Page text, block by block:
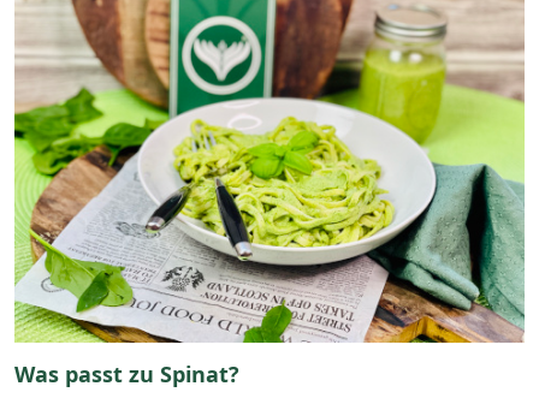
Was passt zu Spinat?